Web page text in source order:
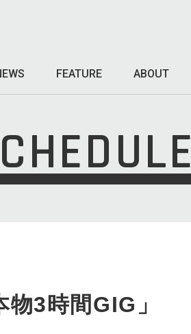
FEATURE ABOUT
3時間GIG」